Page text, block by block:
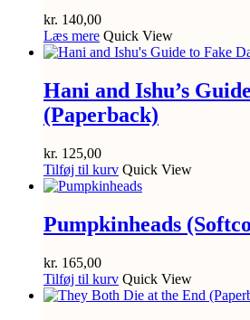
kr. 140,00
Læs mere Quick View
Hani and Ishu’s
(Paperback)
kr. 125,00
Tilføj til kurv Quick View
Pumpkinheads
kr. 165,00
Tilføj til kurv Quick View